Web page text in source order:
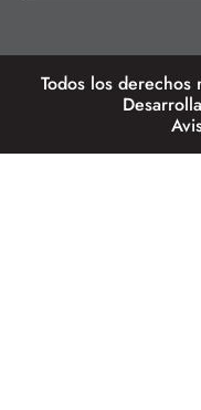
Todos los derechos